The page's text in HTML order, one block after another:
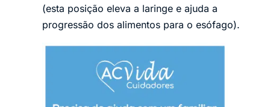
(esta posição eleva a laringe e ajuda a
progressão dos alimentos para o esófago).